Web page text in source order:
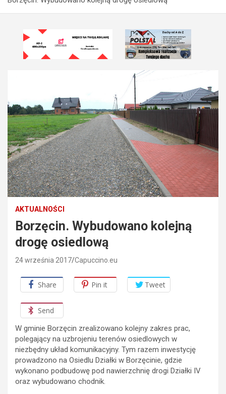
AKTUALNOŚCI
Borzęcin. Wybudowano kolejną
drogę osiedlową
24 września 2017 Capuccino.eu
Share Pin it Tweet
Send
W gminie Borzęcin zrealizowano kolejny zakres prac,
polegający na uzbrojeniu terenów osiedlowych w
niezbędny układ komunikacyjny. Tym razem inwestycję
prowadzono na Osiedlu Działki w Borzęcinie, gdzie
wykonano podbudowę pod nawierzchnię drogi Działki IV
oraz wybudowano chodnik.